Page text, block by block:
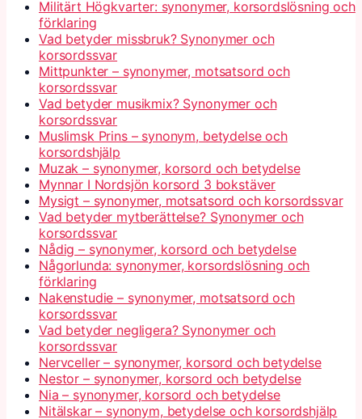
Militärt Högkvarter: synonymer, korsordslösning och
förklaring
Vad betyder missbruk? Synonymer och
korsordssvar
Mittpunkter – synonymer, motsatsord och
korsordssvar
Vad betyder musikmix? Synonymer och
korsordssvar
Muslimsk Prins – synonym, betydelse och
korsordshjälp
Muzak – synonymer, korsord och betydelse
Mynnar I Nordsjön korsord 3 bokstäver
Mysigt – synonymer, motsatsord och korsordssvar
Vad betyder mytberättelse? Synonymer och
korsordssvar
Nådig – synonymer, korsord och betydelse
Någorlunda: synonymer, korsordslösning och
förklaring
Nakenstudie – synonymer, motsatsord och
korsordssvar
Vad betyder negligera? Synonymer och
korsordssvar
Nervceller – synonymer, korsord och betydelse
Nestor – synonymer, korsord och betydelse
Nia – synonymer, korsord och betydelse
Nitälskar – synonym, betydelse och korsordshjälp